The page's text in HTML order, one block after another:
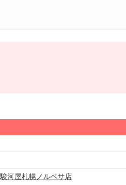
河屋札幌ノルベサ店